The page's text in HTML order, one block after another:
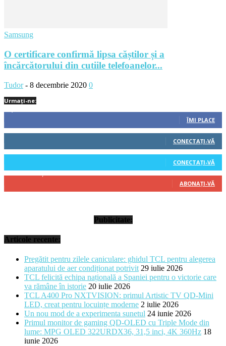
Samsung
O certificare confirmă lipsa căștilor și a
încărcătorului din cutiile telefoanelor...
Tudor - 8 decembrie 2020 0
Urmați-ne:
ÎMI PLACE
CONECTAȚI-VĂ
CONECTAȚI-VĂ
ABONAȚI-VĂ
Publicitate:
Articole recente:
Pregătit pentru zilele caniculare: ghidul TCL pentru alegerea
aparatului de aer condiționat potrivit 29 iulie 2026
TCL felicită echipa națională a Spaniei pentru o victorie care
va rămâne în istorie 20 iulie 2026
TCL A400 Pro NXTVISION: primul Artistic TV QD-Mini
LED, creat pentru locuințe moderne 2 iulie 2026
Un nou mod de a experimenta sunetul 24 iunie 2026
Primul monitor de gaming QD-OLED cu Triple Mode din
lume: MPG OLED 322URDX36, 31,5 inci, 4K 360Hz 18
iunie 2026